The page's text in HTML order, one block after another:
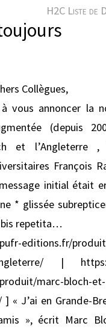
H2C Liste de
Collègues,
vous annoncer la
(depuis
et l’Angleterre ,
François
initial était
* glissée
bis repetita…
editions.fr/
|
marc-bloch-et-
] « J’ai en Grande-
», écrit Marc